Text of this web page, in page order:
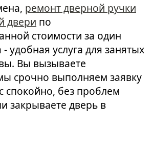
ремонт дверной ручки
двери по
стоимости за один
удобная услуга для занятых
Вы вызываете
срочно выполняем заявку
спокойно, без проблем
закрываете дверь в